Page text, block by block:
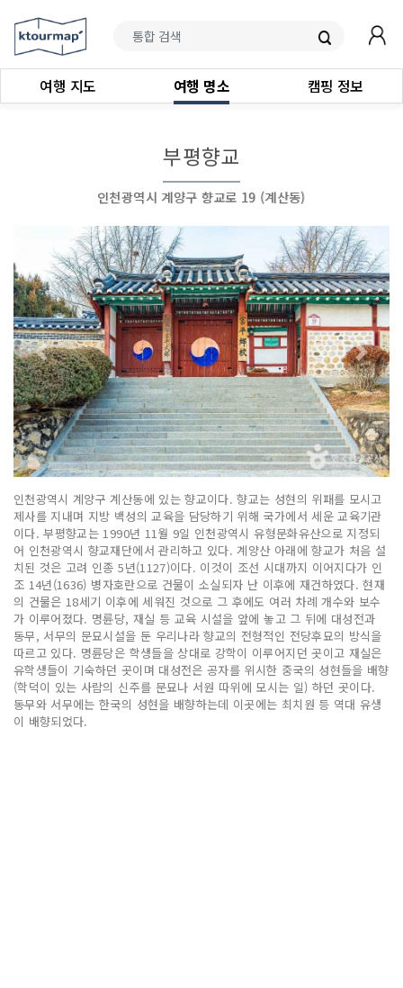
여행 지도 여행 명소 캠핑 정보
부평향교
인천광역시 계양구 향교로 19 (계산동)
인천광역시 계양구 계산동에 있는 향교이다. 향교는 성현의 위패를 모시고
제사를 지내며 지방 백성의 교육을 담당하기 위해 국가에서 세운 교육기관
이다. 부평향교는 1990년 11월 9일 인천광역시 유형문화유산으로 지정되
어 인천광역시 향교재단에서 관리하고 있다. 계양산 아래에 향교가 처음 설
치된 것은 고려 인종 5년(1127)이다. 이것이 조선 시대까지 이어지다가 인
조 14년(1636) 병자호란으로 건물이 소실되자 난 이후에 재건하였다. 현재
의 건물은 18세기 이후에 세워진 것으로 그 후에도 여러 차례 개수와 보수
가 이루어졌다. 명륜당, 재실 등 교육 시설을 앞에 놓고 그 뒤에 대성전과
동무, 서무의 문묘시설을 둔 우리나라 향교의 전형적인 전당후묘의 방식을
따르고 있다. 명륜당은 학생들을 상대로 강학이 이루어지던 곳이고 재실은
유학생들이 기숙하던 곳이며 대성전은 공자를 위시한 중국의 성현들을 배향
(학덕이 있는 사람의 신주를 문묘나 서원 따위에 모시는 일) 하던 곳이다.
동무와 서무에는 한국의 성현을 배향하는데 이곳에는 최치원 등 역대 유생
이 배향되었다.